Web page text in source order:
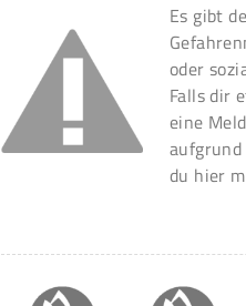
Es gibt
oder
Falls dir
eine
du hier